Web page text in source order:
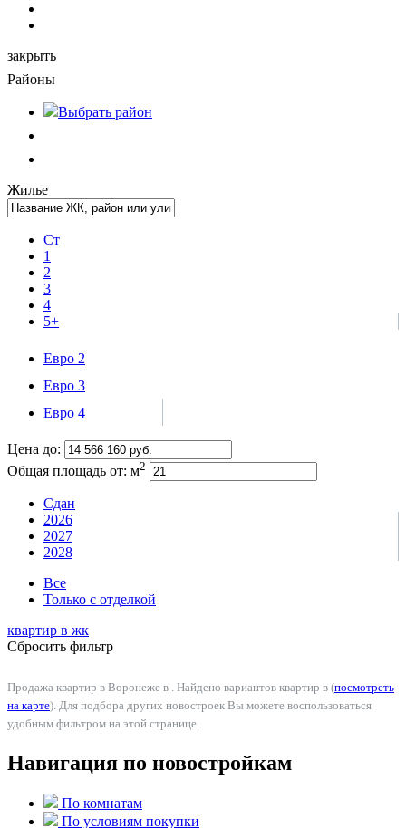
закрыть
Районы
Выбрать район
Жилье
Ст
1
2
3
4
5+
Евро 2
Евро 3
Евро 4
Цена до:
Общая площадь от: м2
Сдан
2026
2027
2028
Все
Только с отделкой
квартир в жк
Сбросить фильтр
Продажа квартир в Воронеже в . Найдено вариантов квартир в (посмотреть
на карте). Для подбора других новостроек Вы можете воспользоваться
удобным фильтром на этой странице.
Навигация по новостройкам
По комнатам
По условиям покупки